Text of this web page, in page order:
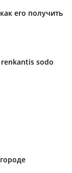
его получить
sodo